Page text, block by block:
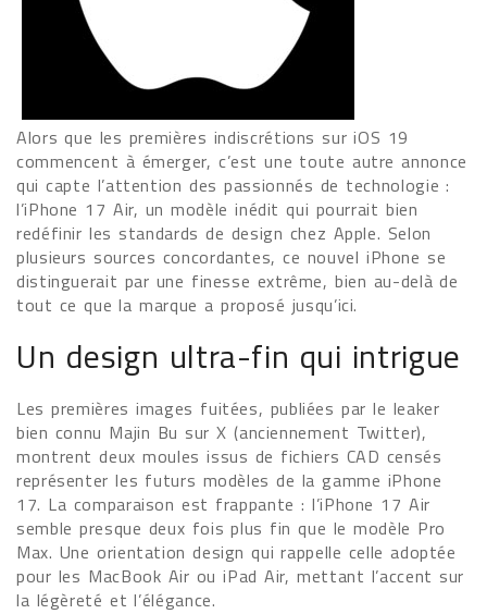
Alors que les premières indiscrétions sur iOS 19
commencent à émerger, c’est une toute autre annonce
qui capte l’attention des passionnés de technologie :
l’iPhone 17 Air, un modèle inédit qui pourrait bien
redéfinir les standards de design chez Apple. Selon
plusieurs sources concordantes, ce nouvel iPhone se
distinguerait par une finesse extrême, bien au-delà de
tout ce que la marque a proposé jusqu’ici.
Un design ultra-fin qui intrigue
Les premières images fuitées, publiées par le leaker
bien connu Majin Bu sur X (anciennement Twitter),
montrent deux moules issus de fichiers CAD censés
représenter les futurs modèles de la gamme iPhone
17. La comparaison est frappante : l’iPhone 17 Air
semble presque deux fois plus fin que le modèle Pro
Max. Une orientation design qui rappelle celle adoptée
pour les MacBook Air ou iPad Air, mettant l’accent sur
la légèreté et l’élégance.